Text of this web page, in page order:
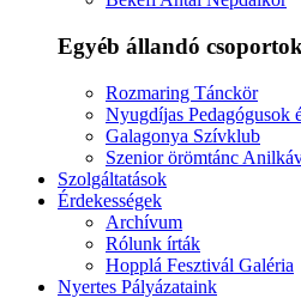
Egyéb állandó csoportok
Rozmaring Tánckör
Nyugdíjas Pedagógusok
Galagonya Szívklub
Szenior örömtánc
Szolgáltatások
Érdekességek
Archívum
Rólunk írták
Hopplá Fesztivál Galéria
Nyertes Pályázataink